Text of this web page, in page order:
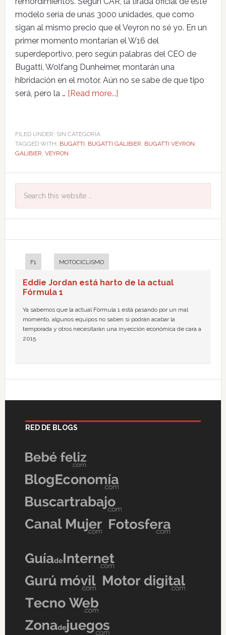
modelo sería de unas 3000 unidades, que como
sigan al mismo precio que el Veyron no sé yo. En un
primer momento montarían el W16 del
superdeportivo, pero según palabras del CEO de
Bugatti, Wolfang Dunheimer, montarán una
hibridación en el motor. Aún no se sabe de que tipo
será, pero la … [Read more...]
FILED UNDER: SIN CATEGORÍA
TAGGED WITH: BUGATTI, BUGATTI GALIBIER, BUGATTI VEYRON,
GALIBIER, VEYRON
F1 MOTOCICLISMO
Eddie Jordan está harto de la actual
Fórmula 1
Ya sabemos que la actual Fórmula 1 está pasando por un mal
momento, algunos equipos no saben si podrán acabar la
temporada y otros necesitarán una inyección económica de cara a
2015.
RED DE BLOGS